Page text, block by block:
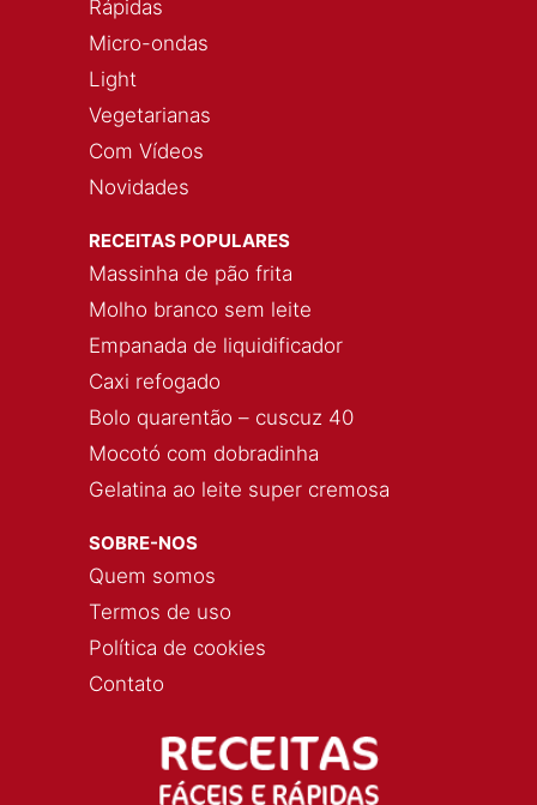
Rápidas
Micro-ondas
Light
Vegetarianas
Com Vídeos
Novidades
RECEITAS POPULARES
Massinha de pão frita
Molho branco sem leite
Empanada de liquidificador
Caxi refogado
Bolo quarentão – cuscuz 40
Mocotó com dobradinha
Gelatina ao leite super cremosa
SOBRE-NOS
Quem somos
Termos de uso
Política de cookies
Contato